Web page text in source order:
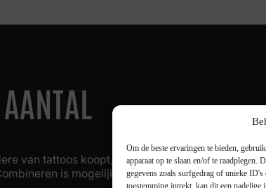
Om de beste ervaringen te bieden,
apparaat op te slaan en/of te raadplegen.
gegevens zoals surfgedrag of unieke
toestemming intrekt, kan dit een nadelige
van tattoos koopt, krijg je tot maar liefst 25%
is mogelijk!